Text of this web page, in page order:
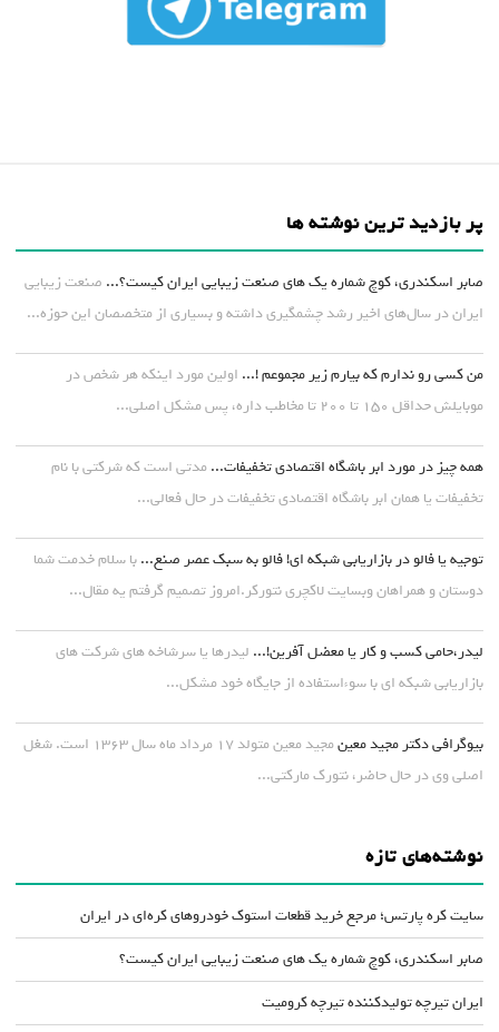
پر بازدید ترین نوشته ها
صابر اسکندری، کوچ شماره یک های صنعت زیبایی ایران کیست؟... صنعت زیبایی
ایران در سال‌های اخیر رشد چشمگیری داشته و بسیاری از متخصصان این حوزه...
من کسی رو ندارم که بیارم زیر مجموعم !... اولین مورد اینکه هر شخص در
موبایلش حداقل ۱۵۰ تا ۲۰۰ تا مخاطب داره، پس مشکل اصلی...
همه چیز در مورد ابر باشگاه اقتصادی تخفیفات... مدتی است که شرکتی با نام
تخفیفات یا همان ابر باشگاه اقتصادی تخفیفات در حال فعالی...
توجیه یا فالو در بازاریابی شبکه ای! فالو به سبک عصر صنع... با سلام خدمت شما
دوستان و همراهان وبسایت لاکچری نتورکر.امروز تصمیم گرفتم یه مقال...
لیدر،حامی کسب و کار یا معضل آفرین!... لیدرها یا سرشاخه های شرکت های
بازاریابی شبکه ای با سوءاستفاده از جایگاه خود مشکل...
بیوگرافی دکتر مجید معین
مجید معین متولد ۱۷ مرداد ماه سال ۱۳۶۳ است. شغل
اصلی وی در حال حاضر، نتورک مارکتی...
نوشته‌های تازه
سایت کره پارتس؛ مرجع خرید قطعات استوک خودروهای کره‌ای در ایران
صابر اسکندری، کوچ شماره یک های صنعت زیبایی ایران کیست؟
ایران تیرچه تولیدکننده تیرچه کرومیت